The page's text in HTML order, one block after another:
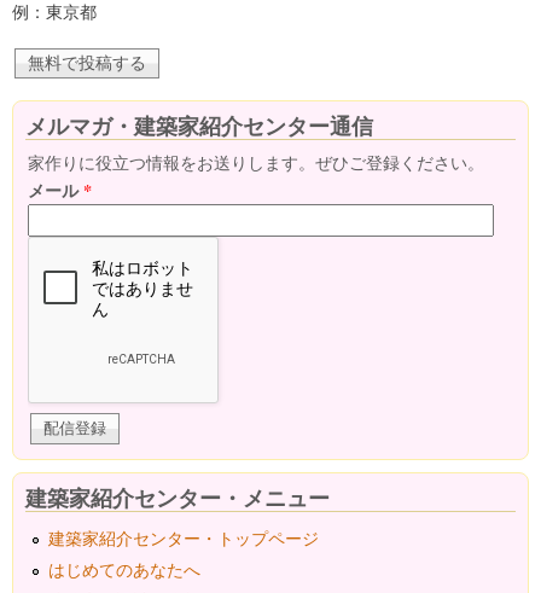
例：東京都
メルマガ・建築家紹介センター通信
家作りに役立つ情報をお送りします。ぜひご登録ください。
メール*
建築家紹介センター・メニュー
建築家紹介センター・トップページ
はじめてのあなたへ